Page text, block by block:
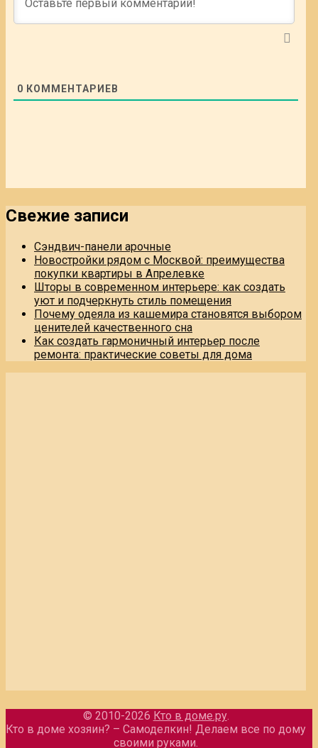
0 КОММЕНТАРИЕВ
Свежие записи
Сэндвич-панели арочные
Новостройки рядом с Москвой: преимущества
покупки квартиры в Апрелевке
Шторы в современном интерьере: как создать
уют и подчеркнуть стиль помещения
Почему одеяла из кашемира становятся выбором
ценителей качественного сна
Как создать гармоничный интерьер после
ремонта: практические советы для дома
© 2010-2026 Кто в доме.ру.
Кто в доме хозяин? – Самоделкин! Делаем все по дому
своими руками.